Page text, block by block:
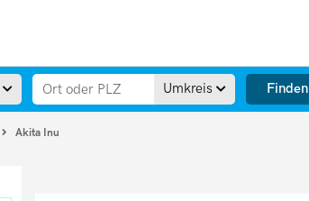
Umkreis Finden
Akita Inu